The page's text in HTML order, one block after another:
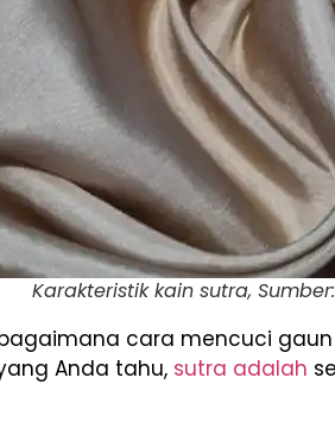
Karakteristik kain sutra,
cara mencuci
Anda tahu, sutra adalah